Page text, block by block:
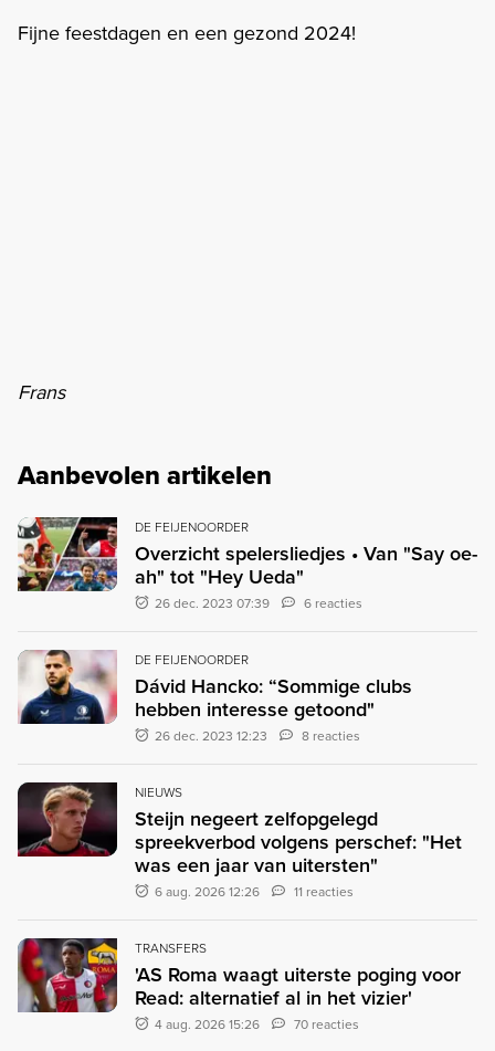
Fijne feestdagen en een gezond 2024!
Frans
Aanbevolen artikelen
DE FEIJENOORDER
Overzicht spelersliedjes • Van "Say oe-
ah" tot "Hey Ueda"
26 dec. 2023 07:39 6 reacties
DE FEIJENOORDER
Dávid Hancko: “Sommige clubs
hebben interesse getoond"
26 dec. 2023 12:23 8 reacties
NIEUWS
Steijn negeert zelfopgelegd
spreekverbod volgens perschef: "Het
was een jaar van uitersten"
6 aug. 2026 12:26 11 reacties
TRANSFERS
'AS Roma waagt uiterste poging voor
Read: alternatief al in het vizier'
4 aug. 2026 15:26 70 reacties